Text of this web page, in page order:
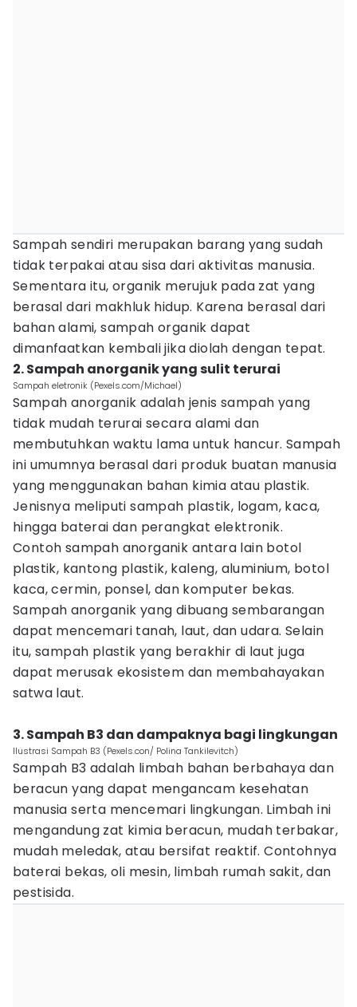
Sampah sendiri merupakan barang yang sudah
tidak terpakai atau sisa dari aktivitas manusia.
Sementara itu, organik merujuk pada zat yang
berasal dari makhluk hidup. Karena berasal dari
bahan alami, sampah organik dapat
dimanfaatkan kembali jika diolah dengan tepat.
2. Sampah anorganik yang sulit terurai
Sampah eletronik (Pexels.com/Michael)
Sampah anorganik adalah jenis sampah yang
tidak mudah terurai secara alami dan
membutuhkan waktu lama untuk hancur. Sampah
ini umumnya berasal dari produk buatan manusia
yang menggunakan bahan kimia atau plastik.
Jenisnya meliputi sampah plastik, logam, kaca,
hingga baterai dan perangkat elektronik.
Contoh sampah anorganik antara lain botol
plastik, kantong plastik, kaleng, aluminium, botol
kaca, cermin, ponsel, dan komputer bekas.
Sampah anorganik yang dibuang sembarangan
dapat mencemari tanah, laut, dan udara. Selain
itu, sampah plastik yang berakhir di laut juga
dapat merusak ekosistem dan membahayakan
satwa laut.
3. Sampah B3 dan dampaknya bagi lingkungan
Ilustrasi Sampah B3 (Pexels.con/ Polina Tankilevitch)
Sampah B3 adalah limbah bahan berbahaya dan
beracun yang dapat mengancam kesehatan
manusia serta mencemari lingkungan. Limbah ini
mengandung zat kimia beracun, mudah terbakar,
mudah meledak, atau bersifat reaktif. Contohnya
baterai bekas, oli mesin, limbah rumah sakit, dan
pestisida.